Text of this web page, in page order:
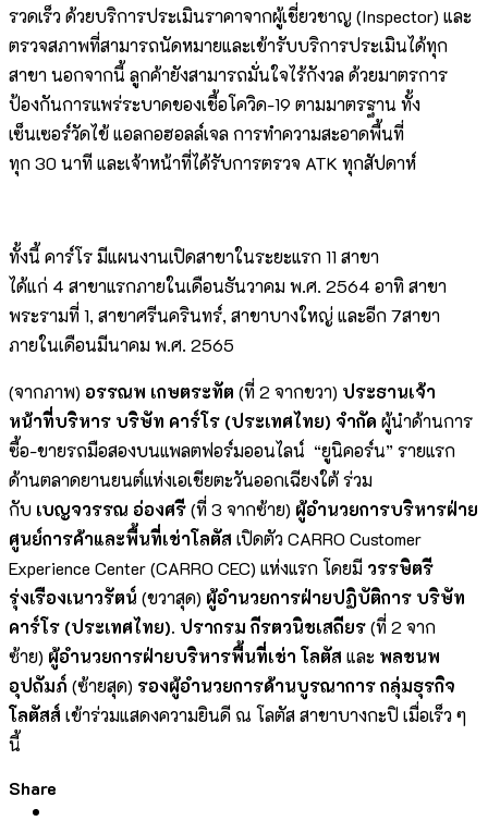
รวดเร็ว ด้วยบริการประเมินราคาจากผู้เชี่ยวชาญ (Inspector) และ
ตรวจสภาพที่สามารถนัดหมายและเข้ารับบริการประเมินได้ทุก
สาขา นอกจากนี้ ลูกค้ายังสามารถมั่นใจไร้กังวล ด้วยมาตรการ
ป้องกันการแพร่ระบาดของเชื้อโควิด-19 ตามมาตรฐาน ทั้ง
เซ็นเซอร์วัดไข้ แอลกอฮอลล์เจล การทำความสะอาดพื้นที่
ทุก 30 นาที และเจ้าหน้าที่ได้รับการตรวจ ATK ทุกสัปดาห์
ทั้งนี้ คาร์โร มีแผนงานเปิดสาขาในระยะแรก 11 สาขา
ได้แก่ 4 สาขาแรกภายในเดือนธันวาคม พ.ศ. 2564 อาทิ สาขา
พระรามที่ 1, สาขาศรีนครินทร์, สาขาบางใหญ่ และอีก 7สาขา
ภายในเดือนมีนาคม พ.ศ. 2565
(จากภาพ) อรรณพ เกษตระทัต (ที่ 2 จากขวา) ประธานเจ้า
หน้าที่บริหาร บริษัท คาร์โร (ประเทศไทย) จำกัด ผู้นำด้านการ
ซื้อ-ขายรถมือสองบนแพลตฟอร์มออนไลน์ “ยูนิคอร์น” รายแรก
ด้านตลาดยานยนต์แห่งเอเชียตะวันออกเฉียงใต้ ร่วม
กับ เบญจวรรณ อ่องศรี(ที่ 3 จากซ้าย) ผู้อำนวยการบริหารฝ่าย
ศูนย์การค้าและพื้นที่เช่าโลตัส เปิดตัว CARRO Customer
Experience Center (CARRO CEC) แห่งแรก โดยมี วรรษิตรี
รุ่งเรืองเนาวรัตน์ (ขวาสุด) ผู้อำนวยการฝ่ายปฏิบัติการ บริษัท
คาร์โร (ประเทศไทย). ปรากรม กีรตวนิชเสถียร(ที่ 2 จาก
ซ้าย) ผู้อำนวยการฝ่ายบริหารพื้นที่เช่า โลตัส และ พลชนพ
อุปถัมภ์ (ซ้ายสุด) รองผู้อำนวยการด้านบูรณาการ กลุ่มธุรกิจ
โลตัสส์ เข้าร่วมแสดงความยินดี ณ โลตัส สาขาบางกะปิ เมื่อเร็ว ๆ
นี้
Share